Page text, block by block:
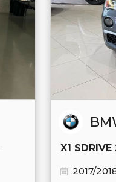
X1
2017/